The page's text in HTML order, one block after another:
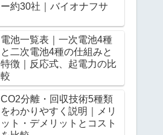
ー約30社｜バイオナフサ
電池一覧表｜一次電池4種
と二次電池4種の仕組みと
特徴｜反応式、起電力の比
較
CO2分離・回収技術5種類
をわかりやすく説明｜メリ
ット・デメリットとコスト